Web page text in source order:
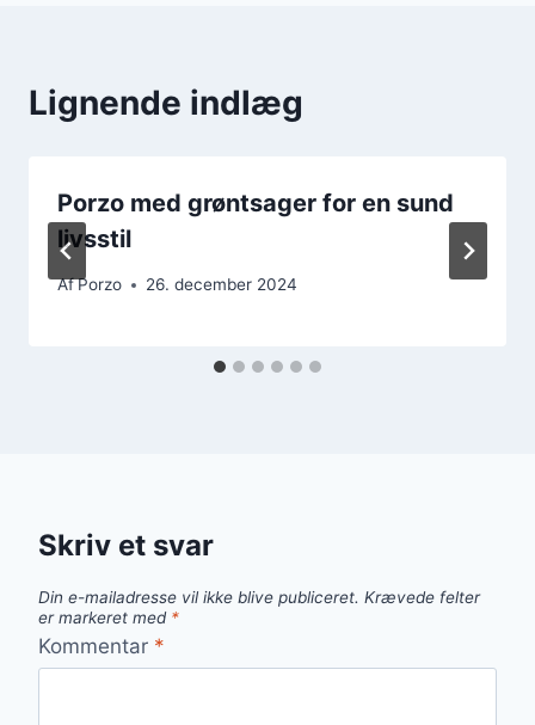
Lignende indlæg
Porzo med grøntsager for en sund
livsstil
AfPorzo 26. december 2024
Skriv et svar
Din e-mailadresse vil ikke blive publiceret. Krævede felter
er markeret med *
Kommentar *